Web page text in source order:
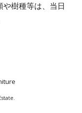
樹種等は、当日